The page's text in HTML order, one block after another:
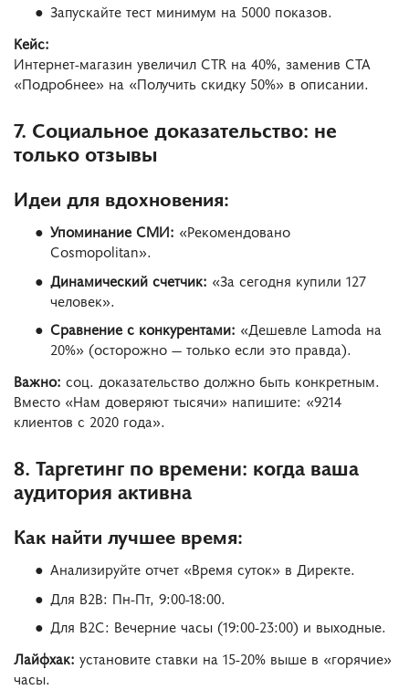
Запускайте тест минимум на 5000 показов.
Кейс:
Интернет-магазин увеличил CTR на 40%, заменив CTA
«Подробнее» на «Получить скидку 50%» в описании.
7. Социальное доказательство: не
только отзывы
Идеи для вдохновения:
Упоминание СМИ: «Рекомендовано
Cosmopolitan».
Динамический счетчик: «За сегодня купили 127
человек».
Сравнение с конкурентами: «Дешевле Lamoda на
20%» (осторожно — только если это правда).
Важно: соц. доказательство должно быть конкретным.
Вместо «Нам доверяют тысячи» напишите: «9214
клиентов с 2020 года».
8. Таргетинг по времени: когда ваша
аудитория активна
Как найти лучшее время:
Анализируйте отчет «Время суток» в Директе.
Для B2B: Пн-Пт, 9:00-18:00.
Для B2C: Вечерние часы (19:00-23:00) и выходные.
Лайфхак: установите ставки на 15-20% выше в «горячие»
часы.